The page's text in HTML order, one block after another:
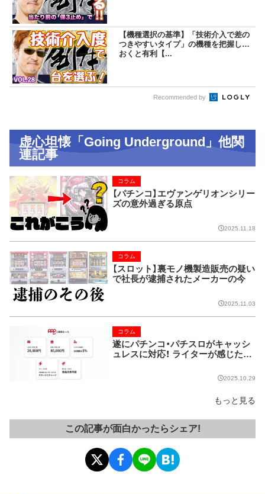
【機種選択の基準】「技術介入で差の
つきやすいタイプ」の機種を把握して
おくと有利【...
Recommended by
虚心坦懐「Going Underground」他関
連記事
【パチンコ】エヴァンゲリオンシリー
ズの意外過ぎる原点
コラム
2025.11.18
【スロット】裏モノ機製造販売の疑い
で社長が逮捕されたメーカーの今
コラム
2025.11.03
遂にパチンコ・パチスロがキャッシ
ュレスに対応！ ライターが感じた課
コラム
2025.10.29
もっと見る
この記事が面白かったらシェア!